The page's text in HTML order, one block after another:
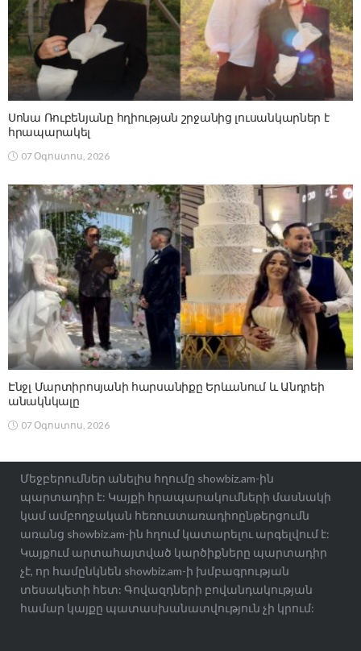
Սոնա Ռուբենյանը հղիության շրջանից լուսանկարներ է
հրապարակել
07 Օգոստոս, 2026
Էնջլ Մարտիրոսյանի հարսանիքը Երևանում և Անդրեի
անակնկալը
07 Օգոստոս, 2026
Մեջբերումներ անելիս հղումը showbiz.am-ին
պարտադիր է: Կայքի հրապարակումների մասնակի
կամ ամբողջական հեռուստառադիոընթերցումն
առանց showbiz.am-ին հղում կատարելու արգելվում է:
Կայքում արտահայտված կարծիքները պարտադիր
չէ, որ համընկնեն showbiz.am-ի խմբագրության
տեսակետի հետ: Գովազդների բովանդակության
համար կայքը պատասխանատվություն չի կրում: